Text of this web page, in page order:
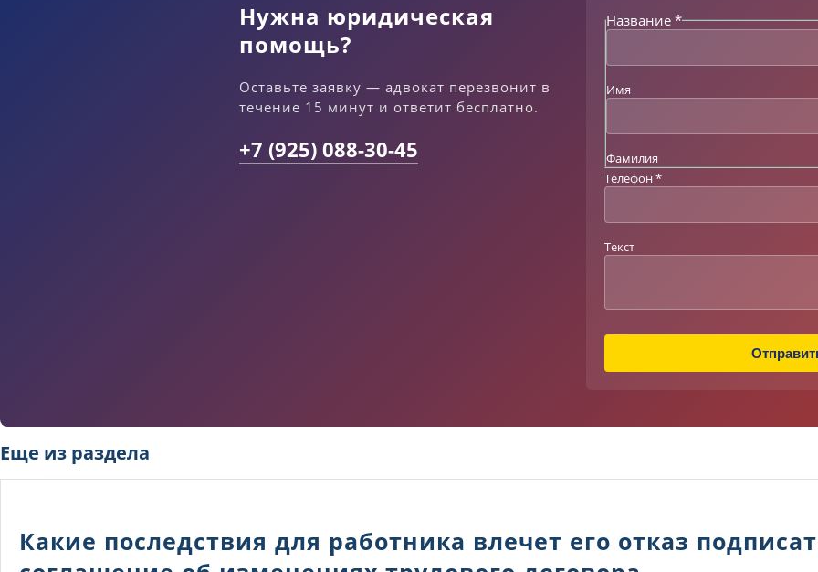
Нужна юридическая
помощь?
Оставьте заявку — адвокат перезвонит в
течение 15 минут и ответит бесплатно.
+7 (925) 088-30-45
Название *
Имя
Фамилия
Телефон*
Т
Т
л
о
а
а
Текст
Еще из раздела
Какие последствия для работника влечет его отказ